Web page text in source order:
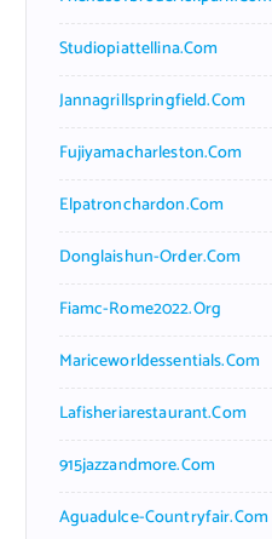
Studiopiattellina.com
Jannagrillspringfield.com
Fujiyamacharleston.com
Elpatronchardon.com
Donglaishun-Order.com
Fiamc-Rome2022.org
Mariceworldessentials.com
Lafisheriarestaurant.com
915jazzandmore.com
Aguadulce-Countryfair.com